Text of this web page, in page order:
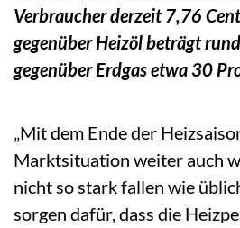
Verbraucher derzeit 7,76
gegenüber Heizöl beträgt
gegenüber Erdgas etwa 30
„Mit dem Ende der
Marktsituation weiter auch
nicht so stark fallen wie
sorgen dafür, dass die